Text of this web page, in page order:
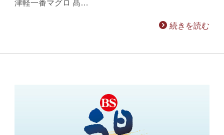
津軽一番マグロ 髙…
続きを読む